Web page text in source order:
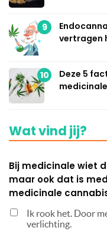
9
vertragen
10
Deze 5
Wat vind jij?
Bij medicinale wiet
maar ook dat is
medicinale
Ik rook het. Door
verlichting.